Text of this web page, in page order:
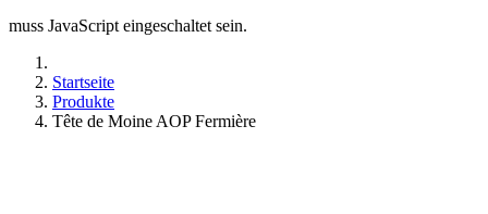
muss JavaScript eingeschaltet sein.
Startseite
Produkte
Tête de Moine AOP Fermière